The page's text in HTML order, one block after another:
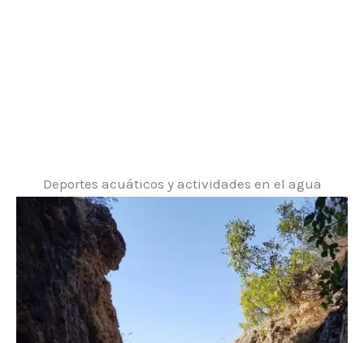
Deportes acuáticos y actividades en el agua